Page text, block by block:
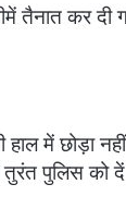
तैनात कर
में छोड़ा
तुरंत पुलिस को